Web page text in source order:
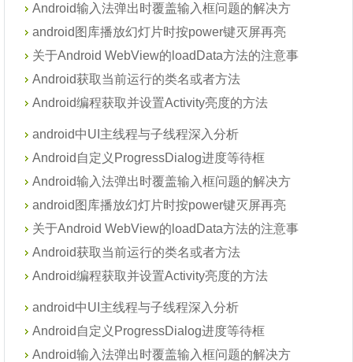
Android输入法弹出时覆盖输入框问题的解决方
android图库播放幻灯片时按power键灭屏再亮
关于Android WebView的loadData方法的注意事
Android获取当前运行的类名或者方法
Android编程获取并设置Activity亮度的方法
android中UI主线程与子线程深入分析
Android自定义ProgressDialog进度等待框
Android输入法弹出时覆盖输入框问题的解决方
android图库播放幻灯片时按power键灭屏再亮
关于Android WebView的loadData方法的注意事
Android获取当前运行的类名或者方法
Android编程获取并设置Activity亮度的方法
android中UI主线程与子线程深入分析
Android自定义ProgressDialog进度等待框
Android输入法弹出时覆盖输入框问题的解决方